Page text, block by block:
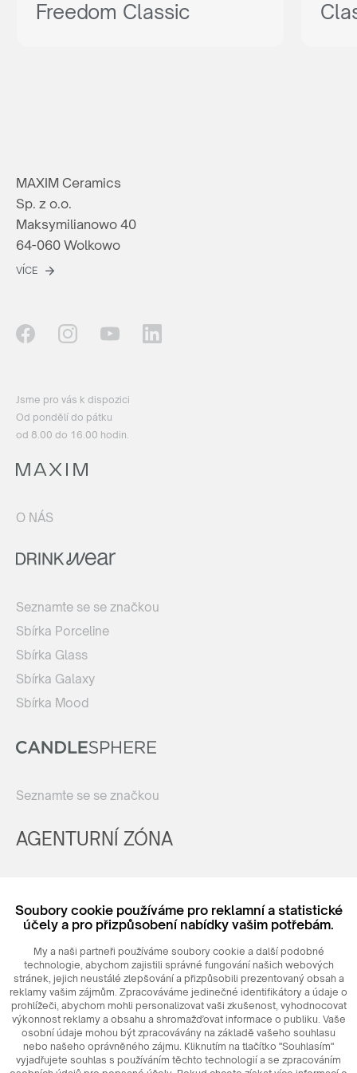
Freedom Classic
MAXIM Ceramics
Sp. z o.o.
Maksymilianowo 40
64-060 Wolkowo
VÍCE
Jsme pro vás k dispozici
Od pondělí do pátku
od 8.00 do 16.00 hodin.
O NÁS
Seznamte se se značkou
Sbírka Porceline
Sbírka Glass
Sbírka Galaxy
Sbírka Mood
Seznamte se se značkou
AGENTURNÍ ZÓNA
Login
© 2026MAXIM Ceramics Sp. z o. o.
Soubory cookie používáme pro reklamní a statistické
účely a pro přizpůsobení nabídky vašim potřebám.
My a naši partneři používáme soubory cookie a další podobné
technologie, abychom zajistili správné fungování našich webových
stránek, jejich neustálé zlepšování a přizpůsobili prezentovaný obsah a
reklamy vašim zájmům. Zpracováváme jedinečné identifikátory a údaje o
prohlížeči, abychom mohli personalizovat vaši zkušenost, vyhodnocovat
výkonnost reklamy a obsahu a shromažďovat informace o publiku. Vaše
osobní údaje mohou být zpracovávány na základě vašeho souhlasu
nebo našeho oprávněného zájmu. Kliknutím na tlačítko "Souhlasím"
vyjadřujete souhlas s používáním těchto technologií a se zpracováním